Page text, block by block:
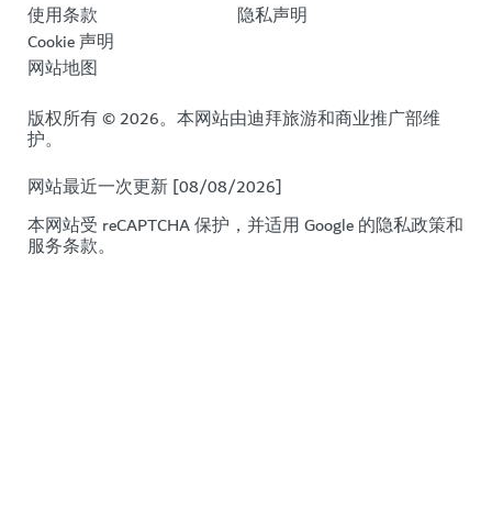
使用条款
隐私声明
Cookie 声明
网站地图
版权所有 © 2026。本网站由迪拜旅游和商业推广部维
护。
网站最近一次更新 [08/08/2026]
本网站受 reCAPTCHA 保护，并适用 Google 的隐私政策和
服务条款。